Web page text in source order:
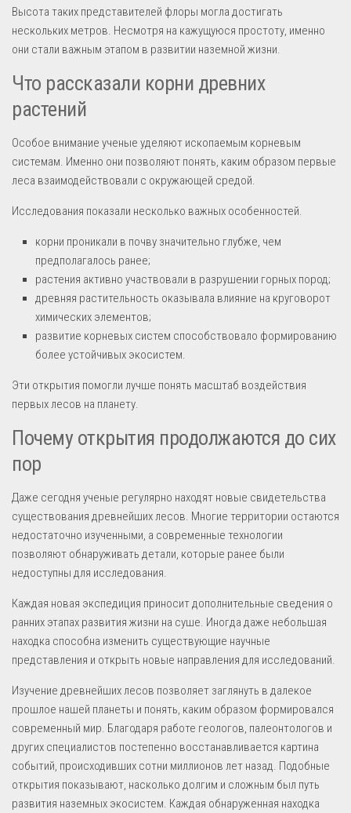
Высота таких представителей флоры могла достигать
нескольких метров. Несмотря на кажущуюся простоту, именно
они стали важным этапом в развитии наземной жизни.
Что рассказали корни древних
растений
Особое внимание ученые уделяют ископаемым корневым
системам. Именно они позволяют понять, каким образом первые
леса взаимодействовали с окружающей средой.
Исследования показали несколько важных особенностей.
корни проникали в почву значительно глубже, чем
предполагалось ранее;
растения активно участвовали в разрушении горных пород;
древняя растительность оказывала влияние на круговорот
химических элементов;
развитие корневых систем способствовало формированию
более устойчивых экосистем.
Эти открытия помогли лучше понять масштаб воздействия
первых лесов на планету.
Почему открытия продолжаются до сих
пор
Даже сегодня ученые регулярно находят новые свидетельства
существования древнейших лесов. Многие территории остаются
недостаточно изученными, а современные технологии
позволяют обнаруживать детали, которые ранее были
недоступны для исследования.
Каждая новая экспедиция приносит дополнительные сведения о
ранних этапах развития жизни на суше. Иногда даже небольшая
находка способна изменить существующие научные
представления и открыть новые направления для исследований.
Изучение древнейших лесов позволяет заглянуть в далекое
прошлое нашей планеты и понять, каким образом формировался
современный мир. Благодаря работе геологов, палеонтологов и
других специалистов постепенно восстанавливается картина
событий, происходивших сотни миллионов лет назад. Подобные
открытия показывают, насколько долгим и сложным был путь
развития наземных экосистем. Каждая обнаруженная находка